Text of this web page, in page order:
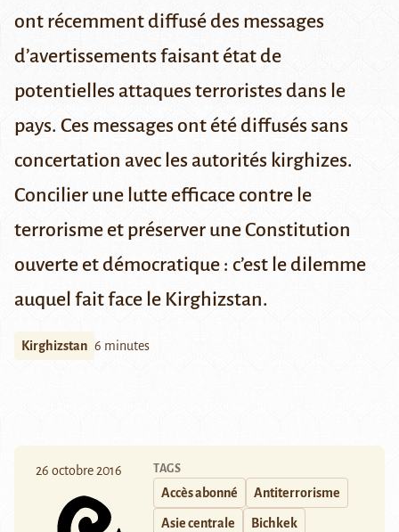
ont récemment diffusé des messages
d’avertissements faisant état de
potentielles attaques terroristes dans le
pays. Ces messages ont été diffusés sans
concertation avec les autorités kirghizes.
Concilier une lutte efficace contre le
terrorisme et préserver une Constitution
ouverte et démocratique : c’est le dilemme
auquel fait face le Kirghizstan.
Kirghizstan 6 minutes
26 octobre 2016 TAGS
Accès abonné Antiterrorisme
Asie centrale Bichkek